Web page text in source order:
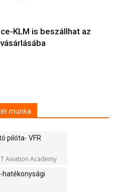
KLM is beszállhat az
munka
pilóta- VFR
Aviation Academy
hatékonysági